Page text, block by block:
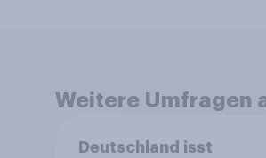
Weitere Umfragen
Deutschland isst